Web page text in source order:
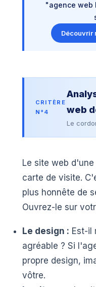
"agence web
Découvrir
CRITÈRE
N°4
web
Le
Le site web
carte de visite.
plus honnête de
Ouvrez-le sur
Le design : Est-il
agréable ? Si
propre design,
vôtre.